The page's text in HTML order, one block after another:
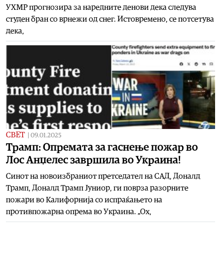
УХМР прогнозира за наредните денови дека следува
студен бран со врнежи од снег. Истовремено, се потсетува
дека,
СВЕТ 09.01.2025
Tрамп: Опремата за гаснење пожар во
Лос Анџелес завршила во Украина!
Синот на новоизбраниот претседател на САД, Доналд
Трамп, Доналд Трамп Јуниор, ги поврза разорните
пожари во Калифорнија со испраќањето на
противпожарна опрема во Украина. „Ох,